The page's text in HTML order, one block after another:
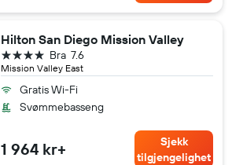
Hilton San Diego Mission Valley
Mission Valley East
7.6
Bra
4 stjerner
Gratis Wi-Fi
Svømmebasseng
1 964 kr+
Sjekk
tilgjengelighet